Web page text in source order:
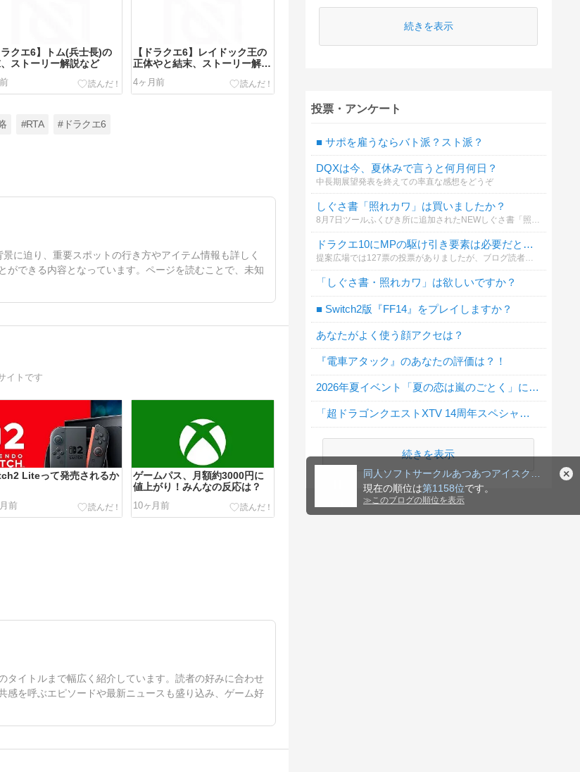
同人ソフトサークルあつあつアイスクリーム
現在の順位は第1158位です。
≫ このブログの順位を表示
ラクエ6】トム(兵士長)の
ストーリー解説など
【ドラクエ6】レイドック王の
正体やと結末、ストーリー解説
4ヶ月前
#RTA #ドラクエ6
に迫り、重要スポットの行き方やアイテム情報も詳しく
できる内容となっています。ページを読むことで、未知
イトです
Liteって発売されるか
前
ゲームパス、月額約3000円に
値上がり！みんなの反応は？
10ヶ月前
タイトルまで幅広く紹介しています。読者の好みに合わせ
感を呼ぶエピソードや最新ニュースも盛り込み、ゲーム好
続きを表示
投票・アンケート
■ サポを雇うならバト派？スト派？
DQXは今、夏休みで言うと何月何日？
中長期展望発表を終えての率直な感想をどうぞ
しぐさ書「照れカワ」は買いましたか？
8月7日ツールふくびき所に追加されたNEWしぐさ書「照れカワ」
ドラクエ10にMPの駆け引き要素は必要だと思いますか？
提案広場では127票の投票がありましたが、ブログ読者のみなさんの本音も知りたいと思い、アンケートを作りました！
「しぐさ書・照れカワ」は欲しいですか？
■ Switch2版『FF14』をプレイしますか？
あなたがよく使う顔アクセは？
『電車アタック』のあなたの評価は？！
2026年夏イベント「夏の恋は嵐のごとく」に行きましたか？
「超ドラゴンクエストXTV 14周年スペシャル」地震による延期について
続きを表示